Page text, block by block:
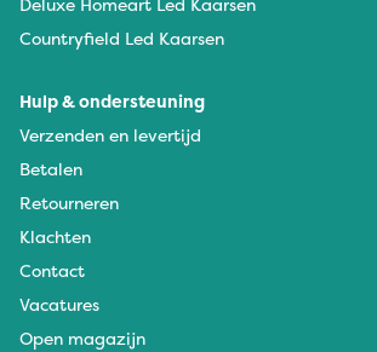
Countryfield Led Kaarsen
Hulp & ondersteuning
Verzenden en levertijd
Betalen
Retourneren
Klachten
Contact
Vacatures
Open magazijn